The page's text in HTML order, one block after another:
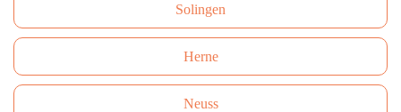
Solingen
Herne
Neuss